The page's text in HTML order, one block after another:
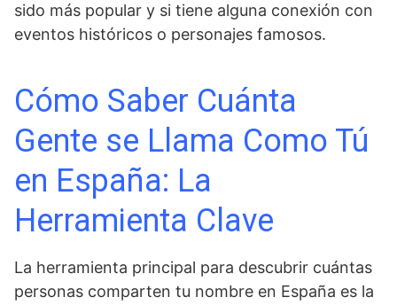
sido más popular y si tiene alguna conexión con
eventos históricos o personajes famosos.
Cómo Saber Cuánta
Gente se Llama Como Tú
en España: La
Herramienta Clave
La herramienta principal para descubrir cuántas
personas comparten tu nombre en España es la